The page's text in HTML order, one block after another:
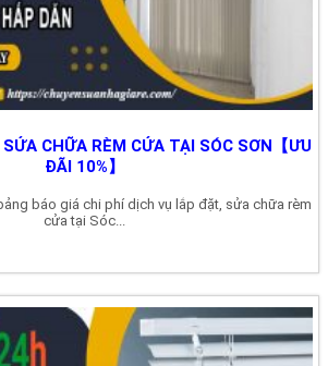
CHỮA RÈM CỬA TẠI SÓC SƠN【ƯU
ĐÃI 10%】
báo giá chi phí dịch vụ lắp đặt, sửa chữa rèm
cửa tại Sóc...